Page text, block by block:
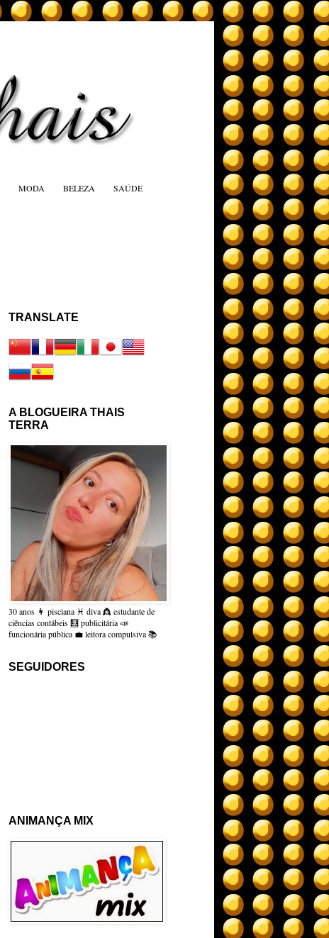
MODA BELEZA SAÚDE
TRANSLATE
A BLOGUEIRA THAIS
TERRA
30 anos 👩 pisciana ♓ diva 👸 estudante de
ciências contábeis 🧮 publicitária 📣
funcionária pública 💼 leitora compulsiva 📚
SEGUIDORES
ANIMANÇA MIX